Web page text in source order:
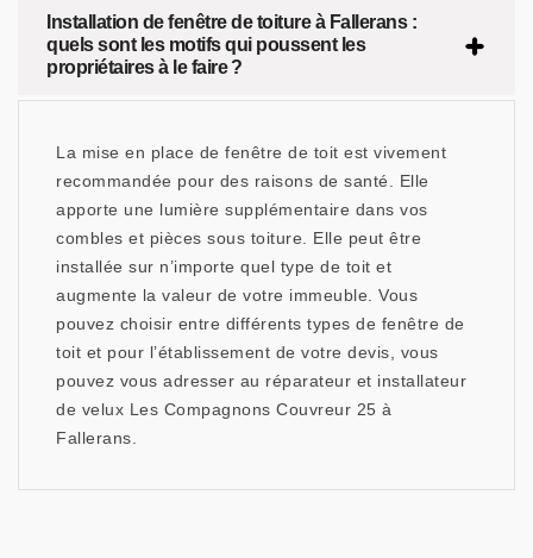
Installation de fenêtre de toiture à Fallerans :
quels sont les motifs qui poussent les
propriétaires à le faire ?
La mise en place de fenêtre de toit est vivement
recommandée pour des raisons de santé. Elle
apporte une lumière supplémentaire dans vos
combles et pièces sous toiture. Elle peut être
installée sur n’importe quel type de toit et
augmente la valeur de votre immeuble. Vous
pouvez choisir entre différents types de fenêtre de
toit et pour l’établissement de votre devis, vous
pouvez vous adresser au réparateur et installateur
de velux Les Compagnons Couvreur 25 à
Fallerans.